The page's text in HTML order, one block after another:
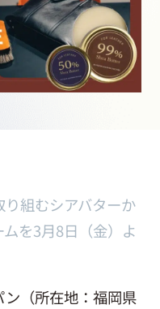
組むシアバターか
を3月8日（金）よ
（所在地：福岡県